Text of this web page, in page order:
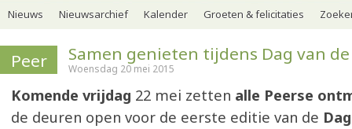
Nieuws Nieuwsarchief Kalender Groeten & felicitaties
Peer Samen genieten tijdens Dag van
Woensdag 20 mei 2015
Komende vrijdag 22 mei zetten alle Peerse
de deuren open voor de eerste editie van de